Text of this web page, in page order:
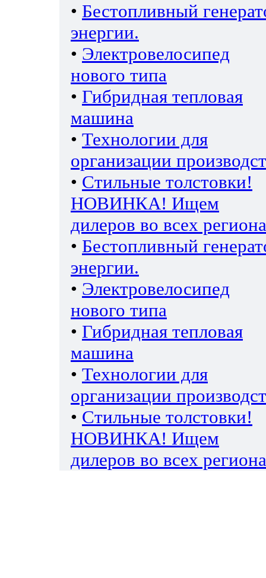
• Бестопливный
энергии.
• Электровелосипед
нового типа
• Гибридная тепловая
машина
• Технологии для
организации
• Стильные толстовки!
НОВИНКА! Ищем
дилеров во всех
• Бестопливный
энергии.
• Электровелосипед
нового типа
• Гибридная тепловая
машина
• Технологии для
организации
• Стильные толстовки!
НОВИНКА! Ищем
дилеров во всех